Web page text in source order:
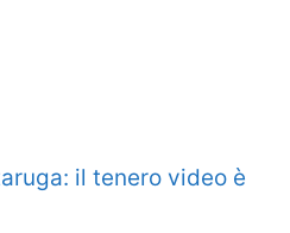
il tenero video è